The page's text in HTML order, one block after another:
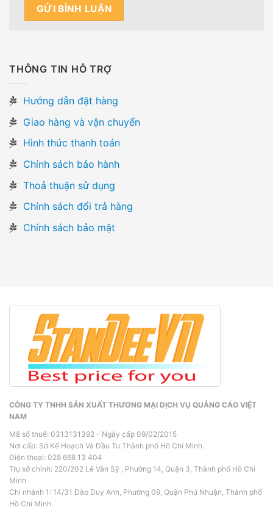
THÔNG TIN HỖ TRỢ
Hướng dẫn đặt hàng
Giao hàng và vận chuyển
Hình thức thanh toán
Chính sách bảo hành
Thoả thuận sử dụng
Chính sách đổi trả hàng
Chính sách bảo mật
CÔNG TY TNHH SẢN XUẤT THƯƠNG MẠI DỊCH VỤ QUẢNG CÁO VIỆT
NAM
Mã số thuế: 0313131392 – Ngày cấp 09/02/2015
Nơi cấp: Sở Kế Hoạch Và Đầu Tư Thành phố Hồ Chí Minh.
Điện thoại: 028 668 13 404
Trụ sở chính: 220/202 Lê Văn Sỹ , Phường 14, Quận 3, Thành phố Hồ Chí
Minh
Chi nhánh 1: 14/31 Đào Duy Anh, Phường 09, Quận Phú Nhuận, Thành phố
Hồ Chí Minh.